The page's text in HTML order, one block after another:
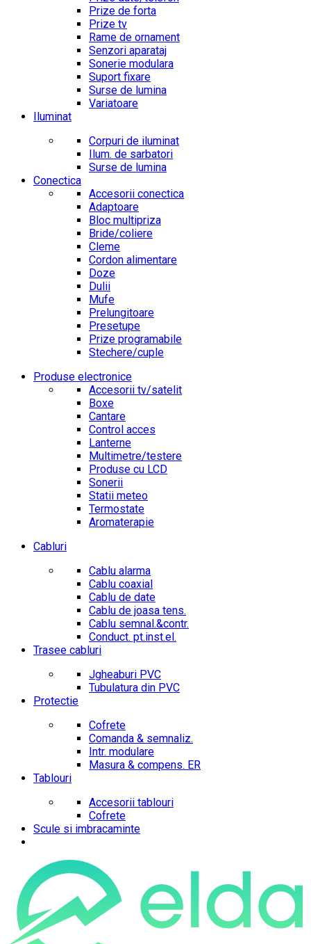
Prize de forta
Prize tv
Rame de ornament
Senzori aparataj
Sonerie modulara
Suport fixare
Surse de lumina
Variatoare
Iluminat
Corpuri de iluminat
Ilum. de sarbatori
Surse de lumina
Conectica
Accesorii conectica
Adaptoare
Bloc multipriza
Bride/coliere
Cleme
Cordon alimentare
Doze
Dulii
Mufe
Prelungitoare
Presetupe
Prize programabile
Stechere/cuple
Produse electronice
Accesorii tv/satelit
Boxe
Cantare
Control acces
Lanterne
Multimetre/testere
Produse cu LCD
Sonerii
Statii meteo
Termostate
Aromaterapie
Cabluri
Cablu alarma
Cablu coaxial
Cablu de date
Cablu de joasa tens.
Cablu semnal.&contr.
Conduct. pt.inst.el.
Trasee cabluri
Jgheaburi PVC
Tubulatura din PVC
Protectie
Cofrete
Comanda & semnaliz.
Intr. modulare
Masura & compens. ER
Tablouri
Accesorii tablouri
Cofrete
Scule si imbracaminte